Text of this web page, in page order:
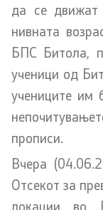
Прекршоци
Сајбер
Анализи и
Збирна анализа
Гранични
да се движат
нивната
БПС Битола,
ученици од
учениците им
прописи.
Вчера
Отсекот за
локации во